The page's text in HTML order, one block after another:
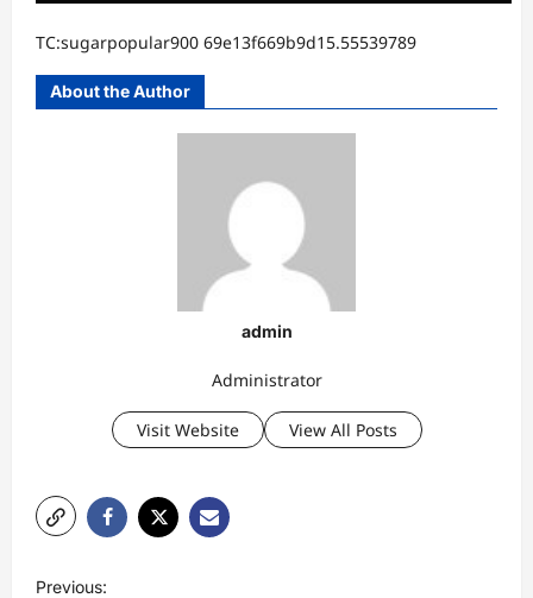
TC:sugarpopular900 69e13f669b9d15.55539789
About the Author
admin
Administrator
Visit Website View All Posts
Previous: